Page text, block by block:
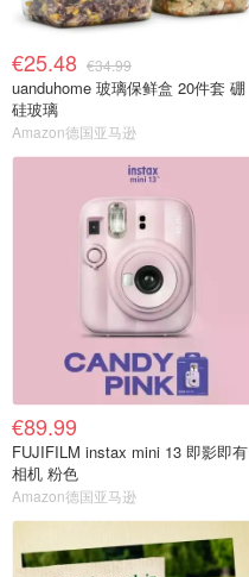
€25.48 €34.99
uanduhome 玻璃保鲜盒 20件套 硼
硅玻璃
Amazon德国亚马逊
€89.99
FUJIFILM instax mini 13 即影即有
相机 粉色
Amazon德国亚马逊